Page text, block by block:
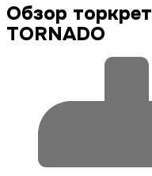
Обзор
TORNADO